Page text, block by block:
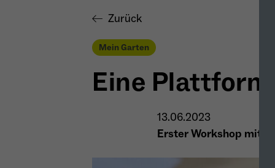
Zurück
Mein Garten
Eine
13.06.2023
Erster Workshop mit